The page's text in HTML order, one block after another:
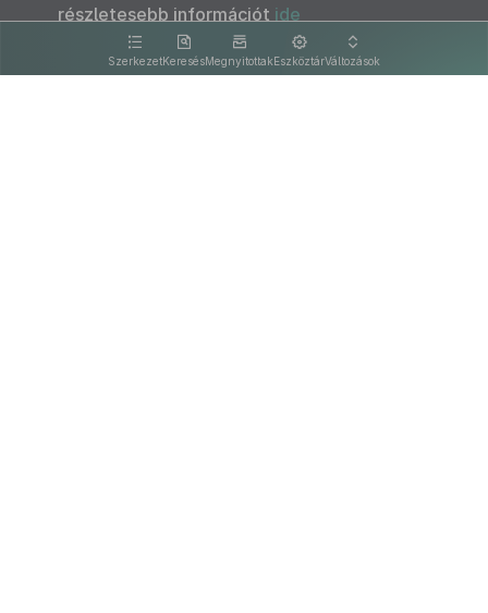
SzerkezetKeresésMegnyitottakEszköztárVáltozások
részletesebb információt ide
kattintva olvashat.